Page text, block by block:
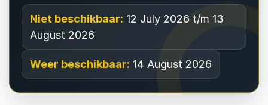
Niet beschikbaar: 12 July 2026 t/m 13
August 2026
Weer beschikbaar: 14 August 2026